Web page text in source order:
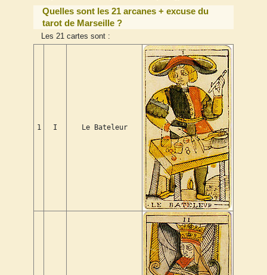
Quelles sont les 21 arcanes + excuse du
tarot de Marseille ?
Les 21 cartes sont :
1 I Le Bateleur